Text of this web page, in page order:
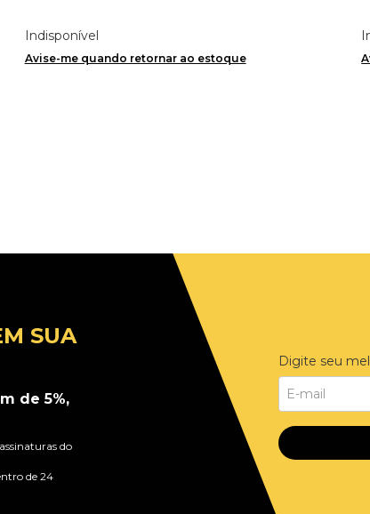
Indisponível
Avise-me quando retornar ao estoque
SUA
de 5%,
do
de 24
Digite seu